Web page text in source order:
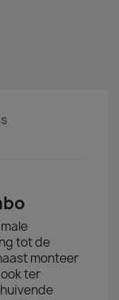
tot de
monteer
ter